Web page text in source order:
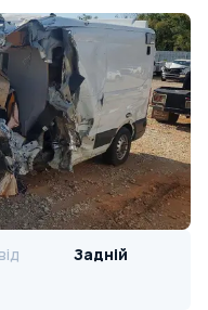
Задній